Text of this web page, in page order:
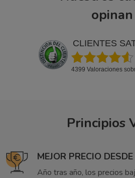
opinan
CLIENTES
4399 Valoraciones
Principios
MEJOR PRECIO
Año tras año, los precios